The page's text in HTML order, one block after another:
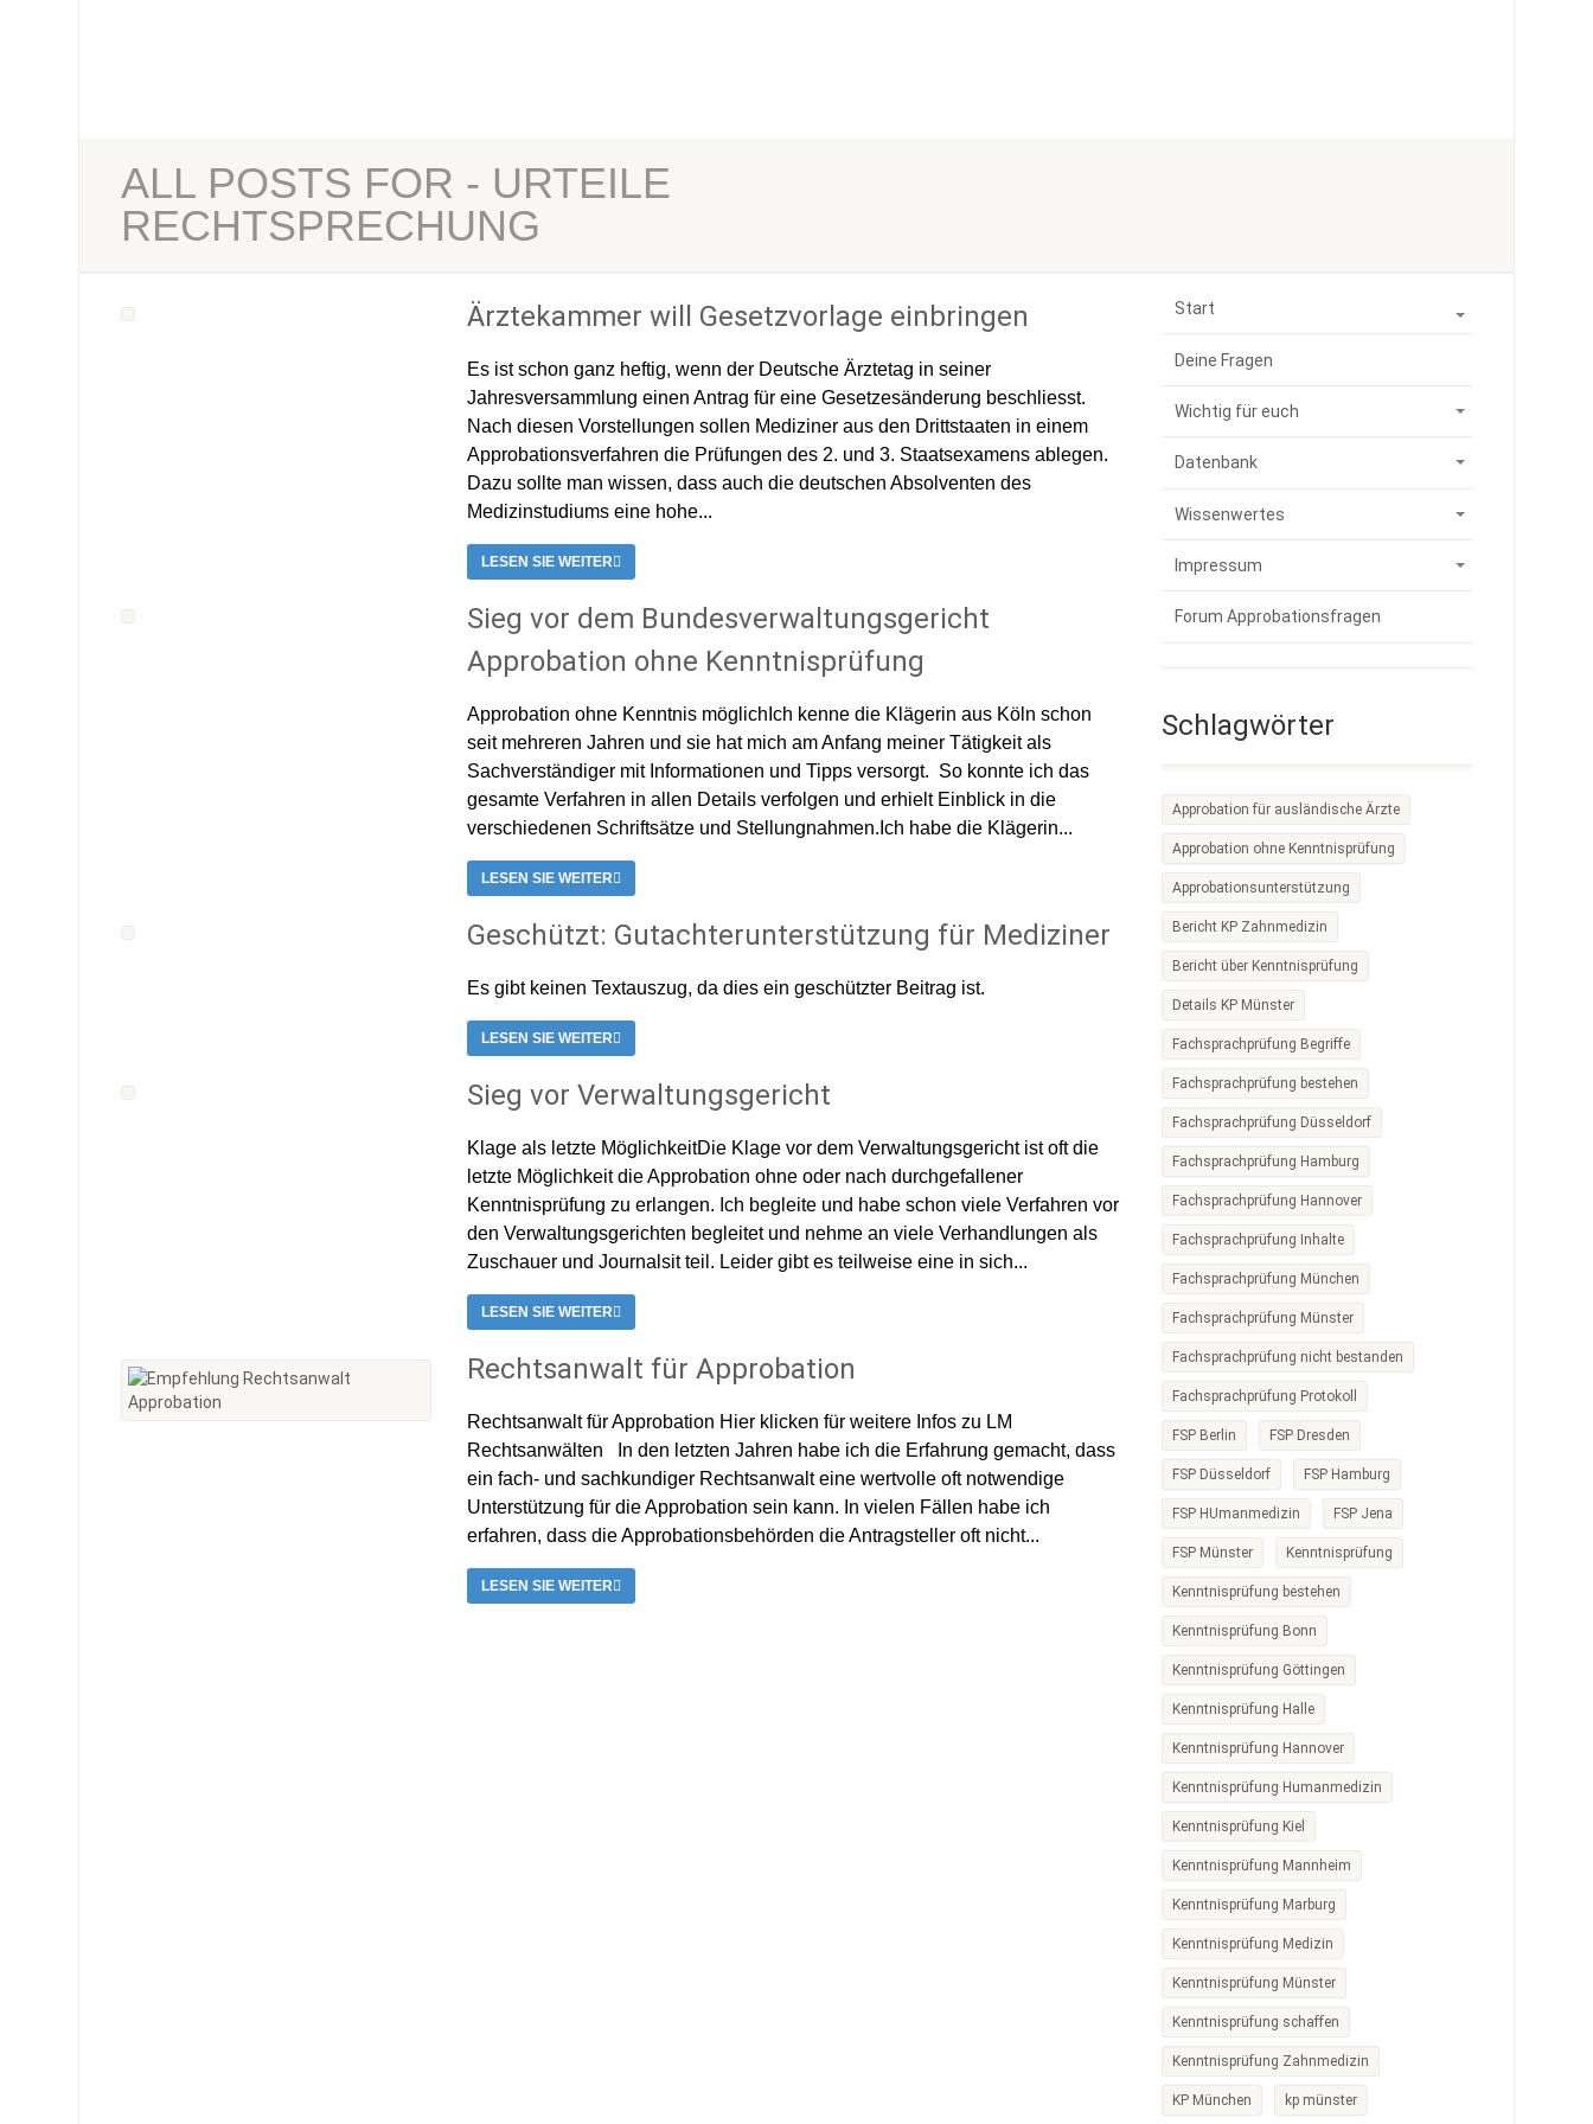
ALL POSTS FOR - URTEILE
RECHTSPRECHUNG
Ärztekammer will Gesetzvorlage einbringen
Es ist schon ganz heftig, wenn der Deutsche Ärztetag in seiner
Jahresversammlung einen Antrag für eine Gesetzesänderung beschliesst.
Nach diesen Vorstellungen sollen Mediziner aus den Drittstaaten in einem
Approbationsverfahren die Prüfungen des 2. und 3. Staatsexamens ablegen.
Dazu sollte man wissen, dass auch die deutschen Absolventen des
Medizinstudiums eine hohe...
LESEN SIE WEITER
Sieg vor dem Bundesverwaltungsgericht
Approbation ohne Kenntnisprüfung
Approbation ohne Kenntnis möglichIch kenne die Klägerin aus Köln schon
seit mehreren Jahren und sie hat mich am Anfang meiner Tätigkeit als
Sachverständiger mit Informationen und Tipps versorgt. So konnte ich das
gesamte Verfahren in allen Details verfolgen und erhielt Einblick in die
verschiedenen Schriftsätze und Stellungnahmen.Ich habe die Klägerin...
LESEN SIE WEITER
Geschützt: Gutachterunterstützung für Mediziner
Es gibt keinen Textauszug, da dies ein geschützter Beitrag ist.
LESEN SIE WEITER
Sieg vor Verwaltungsgericht
Klage als letzte MöglichkeitDie Klage vor dem Verwaltungsgericht ist oft die
letzte Möglichkeit die Approbation ohne oder nach durchgefallener
Kenntnisprüfung zu erlangen. Ich begleite und habe schon viele Verfahren vor
den Verwaltungsgerichten begleitet und nehme an viele Verhandlungen als
Zuschauer und Journalsit teil. Leider gibt es teilweise eine in sich...
LESEN SIE WEITER
Rechtsanwalt für Approbation
Rechtsanwalt für Approbation Hier klicken für weitere Infos zu LM
Rechtsanwälten In den letzten Jahren habe ich die Erfahrung gemacht, dass
ein fach- und sachkundiger Rechtsanwalt eine wertvolle oft notwendige
Unterstützung für die Approbation sein kann. In vielen Fällen habe ich
erfahren, dass die Approbationsbehörden die Antragsteller oft nicht...
LESEN SIE WEITER
Start
Deine Fragen
Wichtig für euch
Datenbank
Wissenwertes
Impressum
Forum Approbationsfragen
Schlagwörter
Approbation für ausländische Ärzte
Approbation ohne Kenntnisprüfung
Approbationsunterstützung
Bericht KP Zahnmedizin
Bericht über Kenntnisprüfung
Details KP Münster
Fachsprachprüfung Begriffe
Fachsprachprüfung bestehen
Fachsprachprüfung Düsseldorf
Fachsprachprüfung Hamburg
Fachsprachprüfung Hannover
Fachsprachprüfung Inhalte
Fachsprachprüfung München
Fachsprachprüfung Münster
Fachsprachprüfung nicht bestanden
Fachsprachprüfung Protokoll
FSP Berlin FSP Dresden
FSP Düsseldorf FSP Hamburg
FSP HUmanmedizin FSP Jena
FSP Münster Kenntnisprüfung
Kenntnisprüfung bestehen
Kenntnisprüfung Bonn
Kenntnisprüfung Göttingen
Kenntnisprüfung Halle
Kenntnisprüfung Hannover
Kenntnisprüfung Humanmedizin
Kenntnisprüfung Kiel
Kenntnisprüfung Mannheim
Kenntnisprüfung Marburg
Kenntnisprüfung Medizin
Kenntnisprüfung Münster
Kenntnisprüfung schaffen
Kenntnisprüfung Zahnmedizin
KP München kp münster